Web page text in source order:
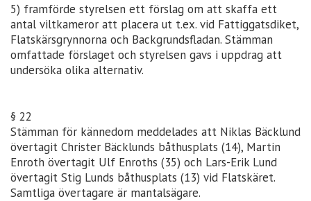
5) framförde styrelsen ett förslag om att skaffa ett
antal viltkameror att placera ut t.ex. vid Fattiggatsdiket,
Flatskärsgrynnorna och Backgrundsfladan. Stämman
omfattade förslaget och styrelsen gavs i uppdrag att
undersöka olika alternativ.
§ 22
Stämman för kännedom meddelades att Niklas Bäcklund
övertagit Christer Bäcklunds båthusplats (14), Martin
Enroth övertagit Ulf Enroths (35) och Lars-Erik Lund
övertagit Stig Lunds båthusplats (13) vid Flatskäret.
Samtliga övertagare är mantalsägare.